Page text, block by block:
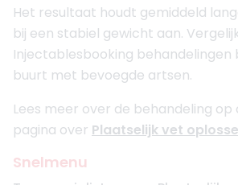
Het resultaat houdt gemiddeld
bij een stabiel gewicht aan.
Injectablesbooking behandelingen
buurt met bevoegde artsen.
Lees meer over de behandeling
pagina over Plaatselijk vet
Snelmenu